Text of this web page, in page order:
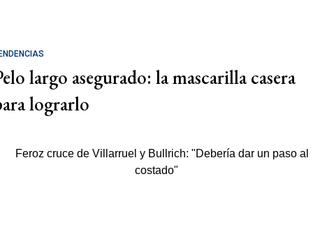
largo asegurado: la mascarilla casera
lograrlo